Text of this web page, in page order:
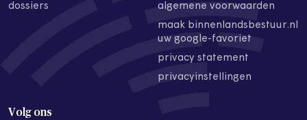
dossiers
algemene voorwaarden
maak binnenlandsbestuur.nl
uw google-favoriet
privacy statement
privacyinstellingen
Volg ons